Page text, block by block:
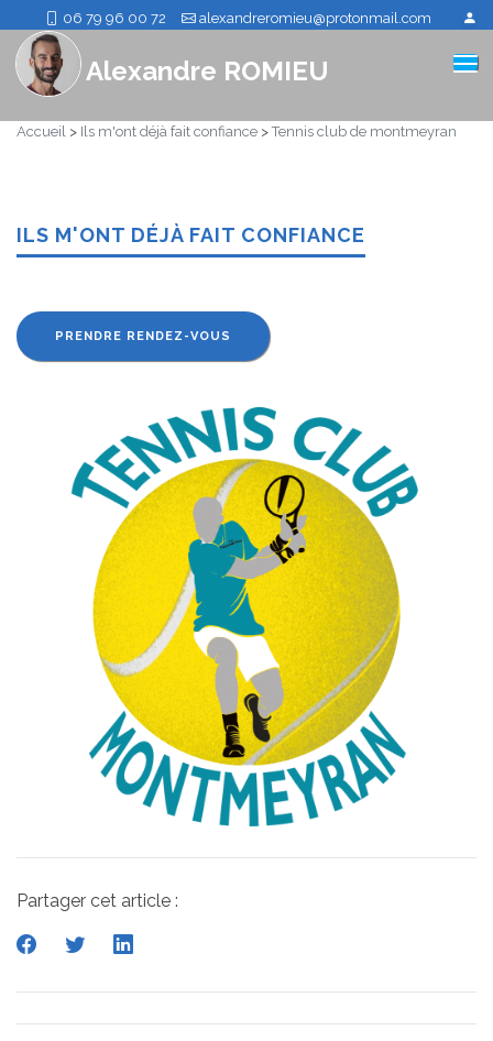
06 79 96 00 72 alexandreromieu@protonmail.com
Alexandre ROMIEU
Accueil > Ils m'ont déjà fait confiance >Tennis club de montmeyran
ILS M'ONT DÉJÀ FAIT CONFIANCE
PRENDRE RENDEZ-VOUS
Partager cet article :